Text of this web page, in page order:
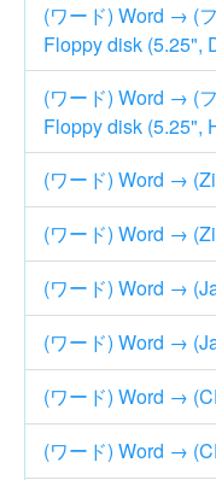
(ワード) Word → (
Floppy disk (5.25",
(ワード) Word → (
Floppy disk (5.25",
(ワード) Word →
(ワード) Word →
(ワード) Word →
(ワード) Word →
(ワード) Word →
(ワード) Word →